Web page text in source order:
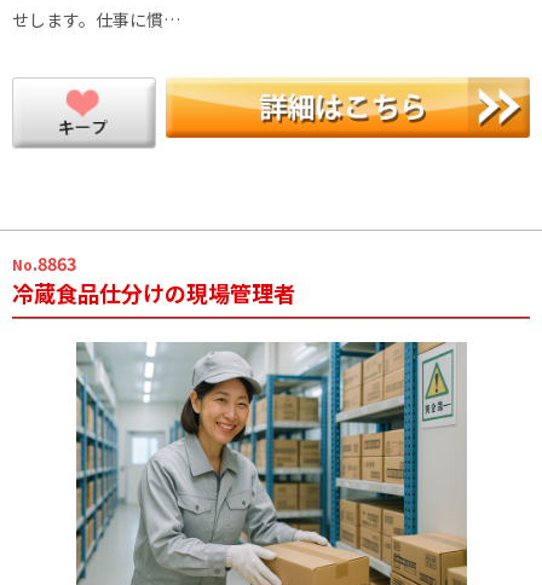
せします。仕事に慣…
No.8863
冷蔵食品仕分けの現場管理者